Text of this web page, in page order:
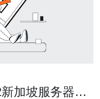
加坡服务器上